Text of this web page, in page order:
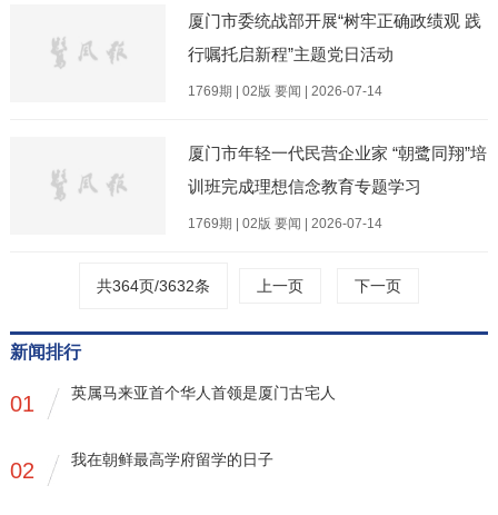
厦门市委统战部开展“树牢正确政绩观 践
行嘱托启新程”主题党日活动
1769期 | 02版 要闻 | 2026-07-14
厦门市年轻一代民营企业家 “朝鹭同翔”培
训班完成理想信念教育专题学习
1769期 | 02版 要闻 | 2026-07-14
共364页/3632条 上一页 下一页
新闻排行
01 英属马来亚首个华人首领是厦门古宅人
02 我在朝鲜最高学府留学的日子